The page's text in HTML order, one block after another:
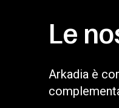
Le
Arkadia è